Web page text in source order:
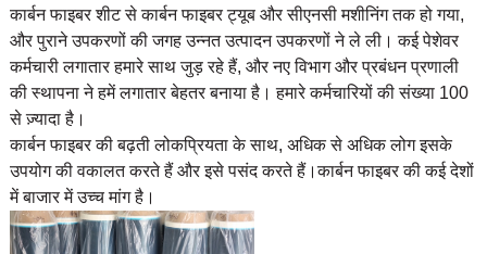
कार्बन फाइबर शीट से कार्बन फाइबर ट्यूब और सीएनसी मशीनिंग तक हो गया,
और पुराने उपकरणों की जगह उन्नत उत्पादन उपकरणों ने ले ली। कई पेशेवर
कर्मचारी लगातार हमारे साथ जुड़ रहे हैं, और नए विभाग और प्रबंधन प्रणाली
की स्थापना ने हमें लगातार बेहतर बनाया है। हमारे कर्मचारियों की संख्या 100
से ज़्यादा है।
कार्बन फाइबर की बढ़ती लोकप्रियता के साथ, अधिक से अधिक लोग इसके
उपयोग की वकालत करते हैं और इसे पसंद करते हैं।कार्बन फाइबर की कई देशों
में बाजार में उच्च मांग है।